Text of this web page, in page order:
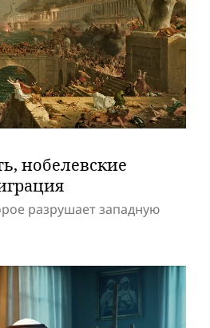
нобелевские
разрушает западную